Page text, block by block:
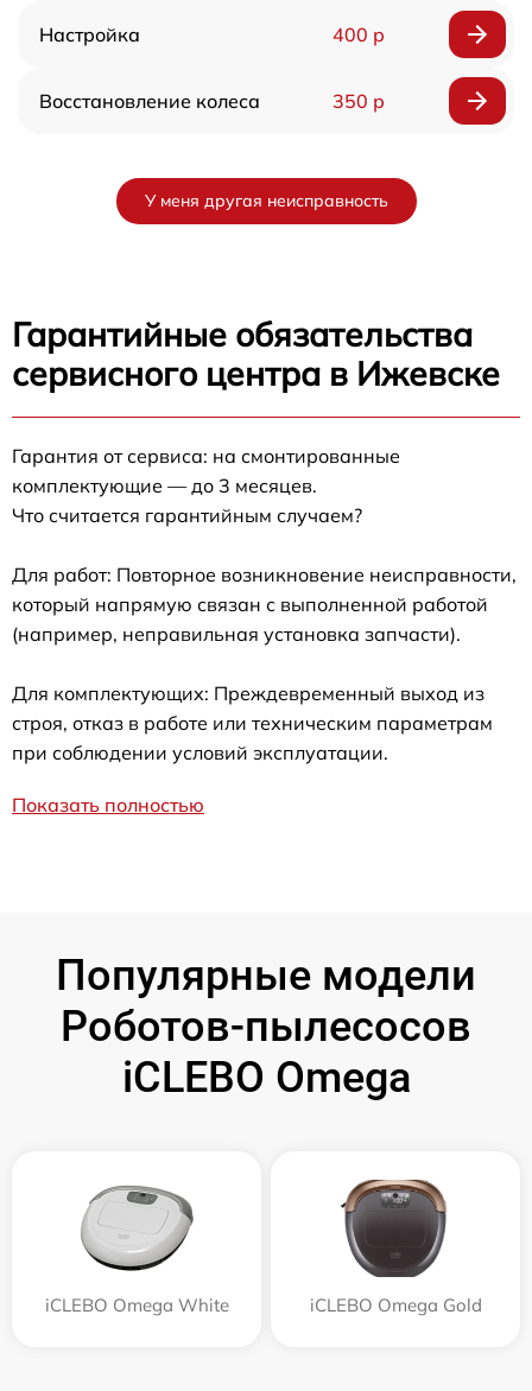
Настройка 400 р
Восстановление колеса 350 р
У меня другая неисправность
Гарантийные обязательства
сервисного центра в Ижевске
Гарантия от сервиса: на смонтированные
комплектующие — до 3 месяцев.
Что считается гарантийным случаем?
Для работ: Повторное возникновение неисправности,
который напрямую связан с выполненной работой
(например, неправильная установка запчасти).
Для комплектующих: Преждевременный выход из
строя, отказ в работе или техническим параметрам
при соблюдении условий эксплуатации.
Показать полностью
Популярные модели
Роботов-пылесосов
iCLEBO Omega
iCLEBO Omega White iCLEBO Omega Gold